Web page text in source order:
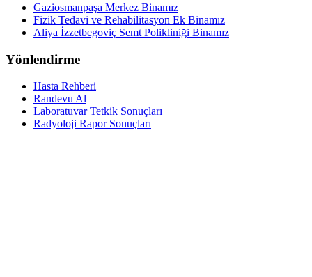
Gaziosmanpaşa Merkez Binamız
Fizik Tedavi ve Rehabilitasyon Ek Binamız
Aliya İzzetbegoviç Semt Polikliniği Binamız
Yönlendirme
Hasta Rehberi
Randevu Al
Laboratuvar Tetkik Sonuçları
Radyoloji Rapor Sonuçları